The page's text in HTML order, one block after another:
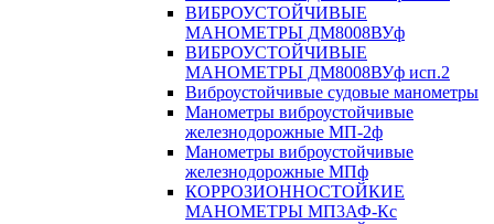
ВИБРОУСТОЙЧИВЫЕ
МАНОМЕТРЫ ДМ8008ВУф
ВИБРОУСТОЙЧИВЫЕ
МАНОМЕТРЫ ДМ8008ВУф исп.2
Виброустойчивые судовые манометры
Манометры виброустойчивые
железнодорожные МП-2ф
Манометры виброустойчивые
железнодорожные МПф
КОРРОЗИОННОСТОЙКИЕ
МАНОМЕТРЫ МП3АФ-Кс